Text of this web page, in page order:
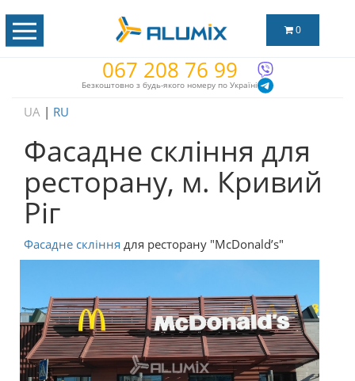
0
067 208 76 99
Безкоштовно з будь-якого номеру по Україні
UA | RU
Фасадне скління для
ресторану, м. Кривий
Ріг
Фасадне скління для ресторану "McDonald’s"